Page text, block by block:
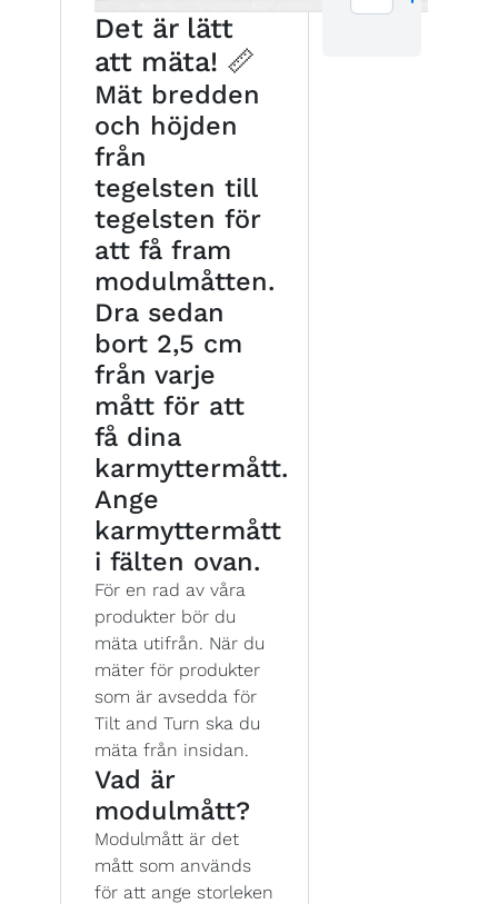
Det är lätt
att mäta! 📏
Mät bredden
och höjden
från
tegelsten till
tegelsten för
att få fram
modulmåtten.
Dra sedan
bort 2,5 cm
från varje
mått för att
få dina
karmyttermått.
Ange
karmyttermått
i fälten ovan.
För en rad av våra
produkter bör du
mäta utifrån. När du
mäter för produkter
som är avsedda för
Tilt and Turn ska du
mäta från insidan.
Vad är
modulmått?
Modulmått är det
mått som används
för att ange storleken